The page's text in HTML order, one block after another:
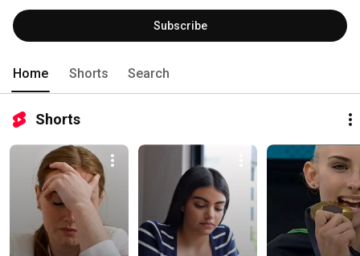
Subscribe
Home Shorts Search
Shorts